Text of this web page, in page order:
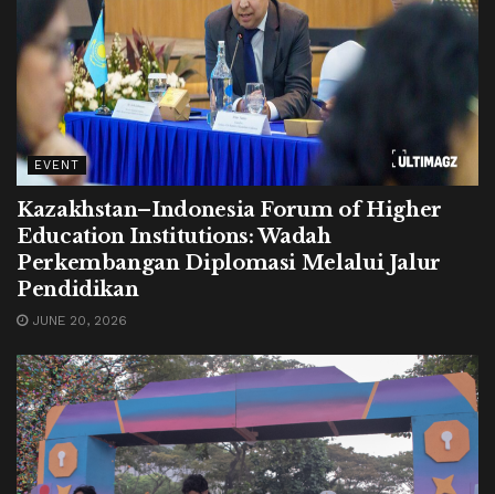
EVENT
Kazakhstan–Indonesia Forum of Higher
Education Institutions: Wadah
Perkembangan Diplomasi Melalui Jalur
Pendidikan
JUNE 20, 2026